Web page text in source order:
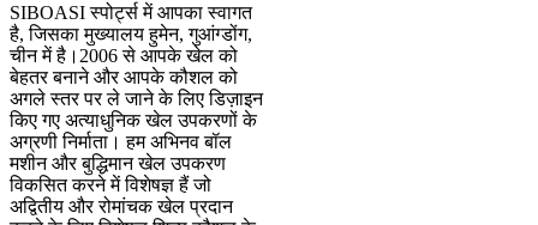
SIBOASI स्पोर्ट्स में आपका स्वागत
है, जिसका मुख्यालय हुमेन, गुआंग्डोंग,
चीन में है।2006 से आपके खेल को
बेहतर बनाने और आपके कौशल को
अगले स्तर पर ले जाने के लिए डिज़ाइन
किए गए अत्याधुनिक खेल उपकरणों के
अग्रणी निर्माता। हम अभिनव बॉल
मशीन और बुद्धिमान खेल उपकरण
विकसित करने में विशेषज्ञ हैं जो
अद्वितीय और रोमांचक खेल प्रदान